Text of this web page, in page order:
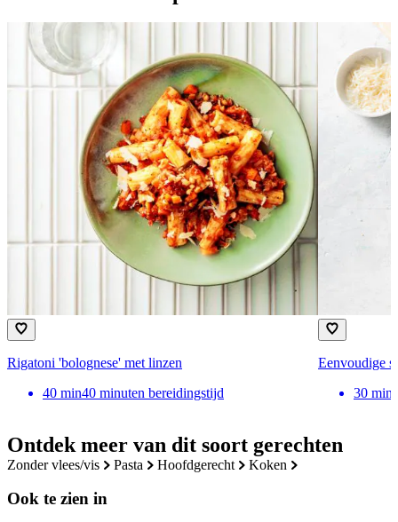
Ontdek meer van dit soort gerechten
zonder vlees/vis pasta hoofdgerecht koken
Ook te zien in
Rigatoni 'bolognese' met linzen
40 min40 minuten bereidingstijd
Eenvoudige
30 min